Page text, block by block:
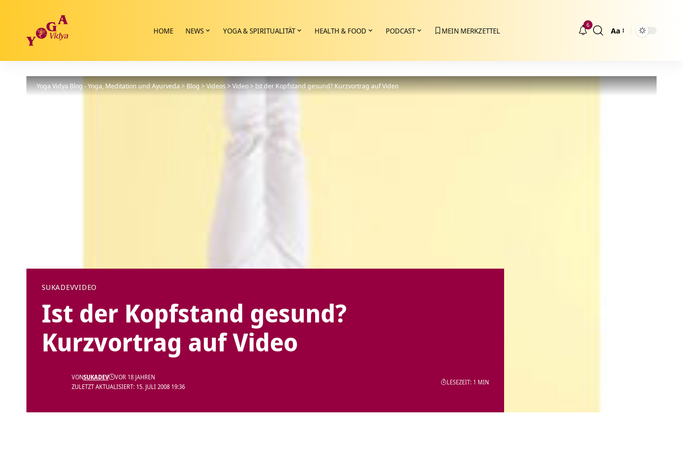
HOME NEWS YOGA & SPIRITUALITÄT HEALTH & FOOD PODCAST MEIN MERKZETTEL
6
Größenänderung
Aa
Yoga Vidya Blog - Yoga, Meditation und Ayurveda>Blog>Videos>Video>Ist der Kopfstand gesund? Kurzvortrag auf Video
SUKADEVVIDEO
Ist der Kopfstand gesund?
Kurzvortrag auf Video
ZULETZT AKTUALISIERT: 15. JULI 2008 19:36
VONSUKADEV VOR 18 JAHREN
LESEZEIT: 1 MIN